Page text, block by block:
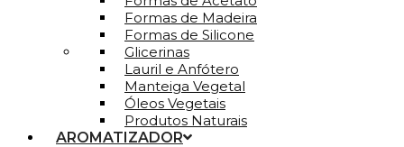
Formas de Madeira
Formas de Silicone
Glicerinas
Lauril e Anfótero
Manteiga Vegetal
Óleos Vegetais
Produtos Naturais
AROMATIZADOR